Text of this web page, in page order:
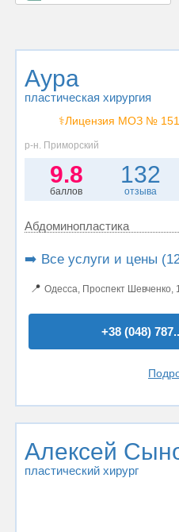
Аура
пластическая хирургия
⚕️Лицензия МОЗ №
р-н. Приморский
9.8
баллов
132
отзыва
Абдоминопластика
➡️ Все услуги и цены
📍 Одесса, Проспект Шевченко,
+38 (048) 787..
Алексей
пластический хирург